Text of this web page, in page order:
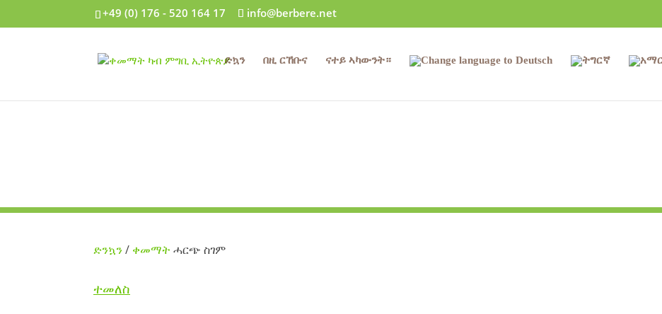
+49 (0) 176 - 520 164 17 info@berbere.net
ድኳን በዚ ርኸቡና ናተይ ኣካውንት።
ድንኳን/ ቀመማት ሓርጭ ስገም
ተመለስ